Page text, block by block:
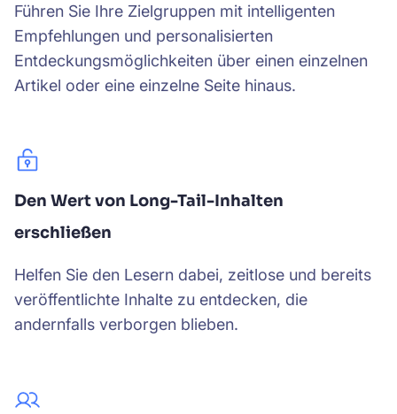
Führen Sie Ihre Zielgruppen mit intelligenten
Empfehlungen und personalisierten
Entdeckungsmöglichkeiten über einen einzelnen
Artikel oder eine einzelne Seite hinaus.
Den Wert von Long-Tail-Inhalten
erschließen
Helfen Sie den Lesern dabei, zeitlose und bereits
veröffentlichte Inhalte zu entdecken, die
andernfalls verborgen blieben.